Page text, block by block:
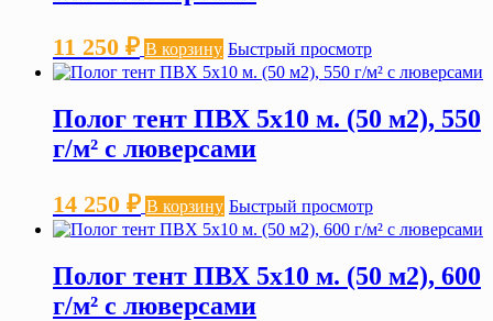
11 250 ₽ В корзину Быстрый просмотр
Полог тент ПВХ 5х10 м. (50 м2), 550
г/м² с люверсами
14 250 ₽ В корзину Быстрый просмотр
Полог тент ПВХ 5х10 м. (50 м2), 600
г/м² с люверсами